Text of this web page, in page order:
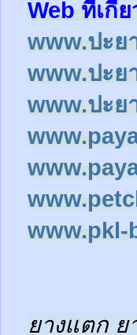
Web ที่เกี่
www.ปะย
www.ปะย
www.ปะย
www.pkl-
ยางแตก ย